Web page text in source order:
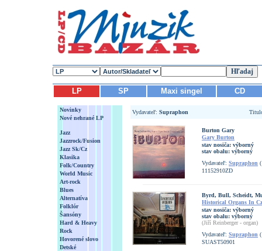
LP SP Maxi singel CD
Novinky
Nové nehrané LP
Jazz
Jazzrock/Fusion
Jazz Sk/Cz
Klasika
Folk/Country
World Music
Art-rock
Blues
Alternatíva
Folklór
Šansóny
Hard & Heavy
Rock
Hovorené slovo
Detské
Vydavateľ: Supraphon
Burton Gary
Gary Burton
stav nosiča: výborný
stav obalu: výborný
Vydavateľ: Supraphon
11152910ZD
Byrd, Bull, Scheidt,
Historical Organs In
stav nosiča: výborný
stav obalu: výborný
(Jiří Reinberger - organ)
Vydavateľ: Supraphon
SUAST50901